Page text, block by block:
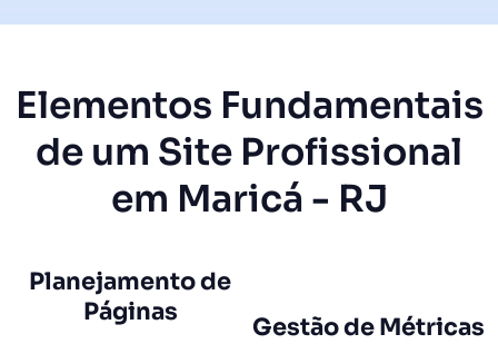
Elementos Fundamentais
de um Site Profissional
em Maricá - RJ
Planejamento de
Páginas
Gestão de Métricas